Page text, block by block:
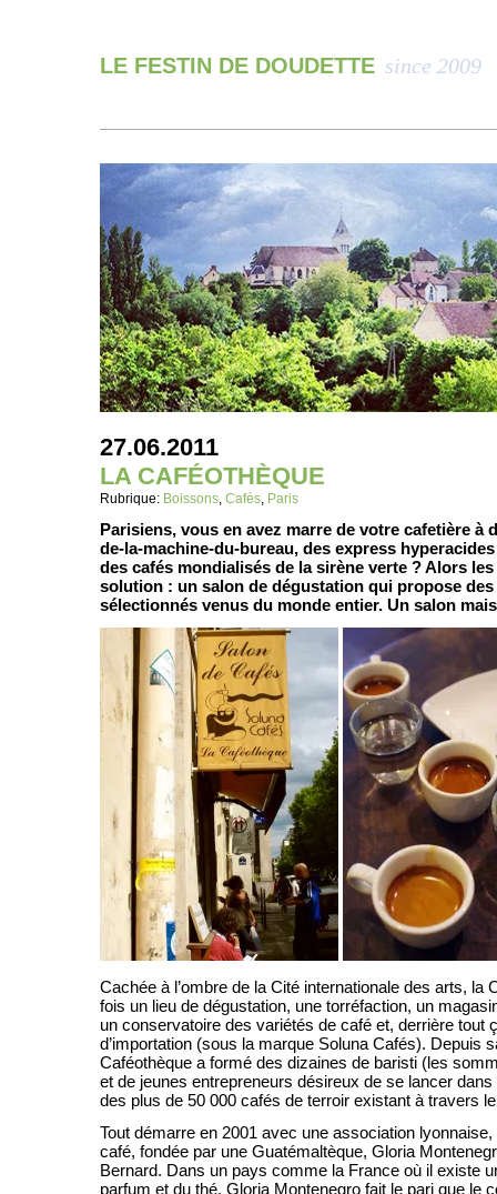
LE FESTIN DE DOUDETTE since 2009
27.06.2011
LA CAFÉOTHÈQUE
Rubrique: Boissons, Cafés, Paris
Parisiens, vous en avez marre de votre cafetière à
de-la-machine-du-bureau, des express
des cafés mondialisés de la sirène verte ? Alors
solution : un salon de dégustation qui propose
sélectionnés venus du monde entier. Un salon
Cachée à l’ombre de la Cité internationale des arts, la
fois un lieu de dégustation, une torréfaction, un
un conservatoire des variétés de café et, derrière tout
d’importation (sous la marque Soluna Cafés). Depuis
Caféothèque a formé des dizaines de baristi (les
et de jeunes entrepreneurs désireux de se lancer
des plus de 50 000 cafés de terroir existant à travers
Tout démarre en 2001 avec une association
café, fondée par une Guatémaltèque, Gloria
Bernard. Dans un pays comme la France où il existe
parfum et du thé, Gloria Montenegro fait le pari que le